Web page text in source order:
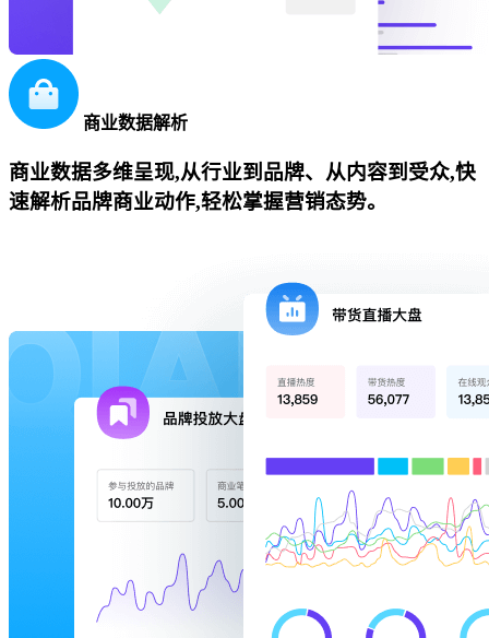
商业数据解析
商业数据多维呈现,从行业到品牌、从内容到受众,快
速解析品牌商业动作,轻松掌握营销态势。